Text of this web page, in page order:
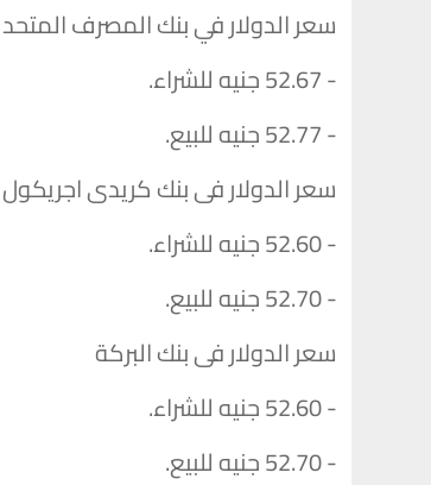
سعر الدولار في بنك المصرف المتحد
- 52.67 جنيه للشراء.
- 52.77 جنيه للبيع.
سعر الدولار فى بنك كريدى اجريكول
- 52.60 جنيه للشراء.
- 52.70 جنيه للبيع.
سعر الدولار فى بنك البركة
- 52.60 جنيه للشراء.
- 52.70 جنيه للبيع.